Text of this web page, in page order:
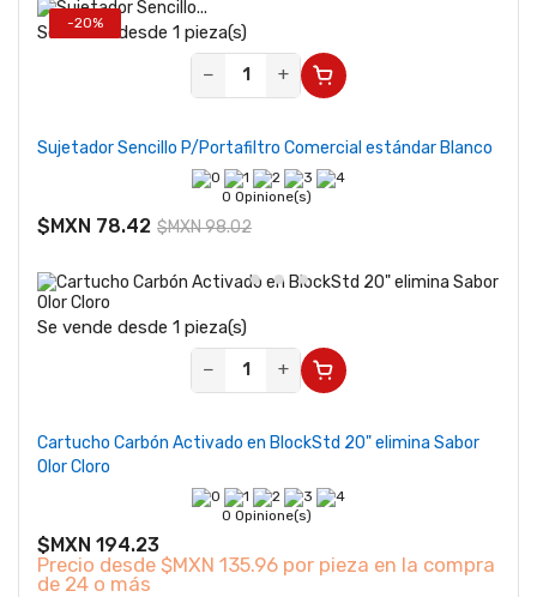
-20%
Se vende desde 1 pieza(s)
−
+
Sujetador Sencillo P/Portafiltro Comercial estándar Blanco
0 Opinione(s)
$MXN 78.42 $MXN 98.02
Se vende desde 1 pieza(s)
−
+
Cartucho Carbón Activado en BlockStd 20" elimina Sabor
Olor Cloro
0 Opinione(s)
$MXN 194.23
Precio desde $MXN 135.96 por pieza en la compra
de 24 o más